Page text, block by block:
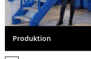
Produktion